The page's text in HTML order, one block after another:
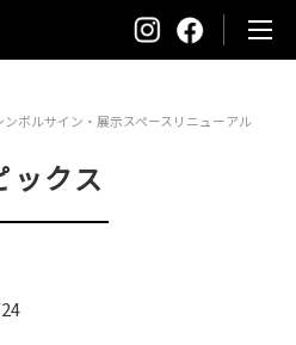
ンボルサイン・展示スペースリニューアル
ックス